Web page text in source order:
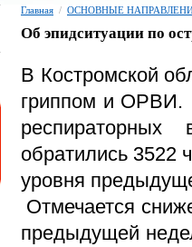
Главная / ОСНОВНЫЕ
Об эпидситуации по
В Костромской
гриппом и ОРВИ.
обратились 3522
уровня
Отмечается
предыдущей